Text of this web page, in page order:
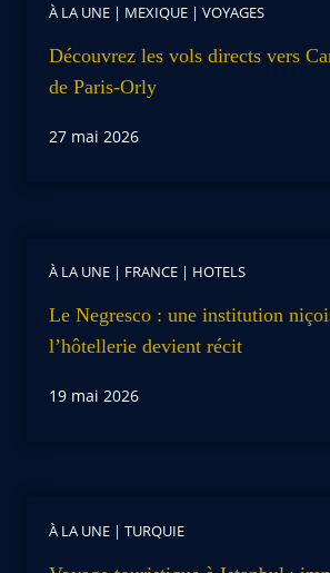
À LA UNE | MEXIQUE | VOYAGES
Découvrez les vols directs vers
de Paris-Orly
27 mai 2026
À LA UNE | FRANCE | HOTELS
Le Negresco : une institution
l’hôtellerie devient récit
19 mai 2026
À LA UNE | TURQUIE